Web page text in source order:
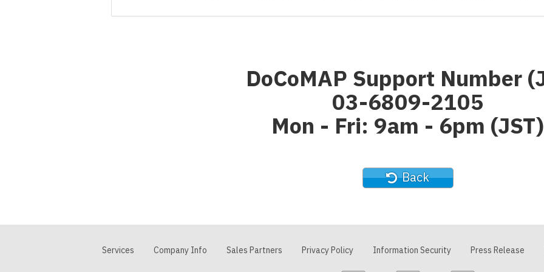
DoCoMAP Support Number
03-6809-2105
Mon - Fri: 9am - 6pm (JST)
Back
Services Company Info Sales Partners Privacy Policy Information Security Press Release